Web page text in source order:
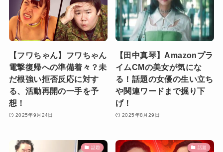
【フワちゃん】フワちゃん
電撃復帰への準備着々？未
だ根強い拒否反応に対す
る、活動再開の一手を予
想！
2025年9月24日
【田中真琴】Amazonプラ
イムCMの美女が気にな
る！話題の女優の生い立ち
や関連ワードまで掘り下
げ！
2025年8月29日
話題 話題